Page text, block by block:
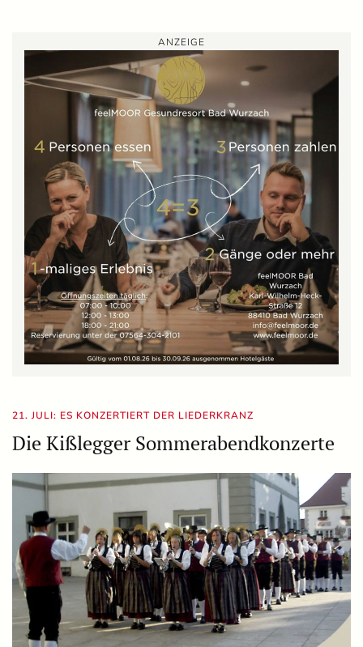
ANZEIGE
21. JULI: ES KONZERTIERT DER LIEDERKRANZ
Die Kißlegger Sommerabendkonzerte